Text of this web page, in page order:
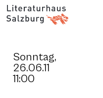
Sonntag,
26.06.11
11:00